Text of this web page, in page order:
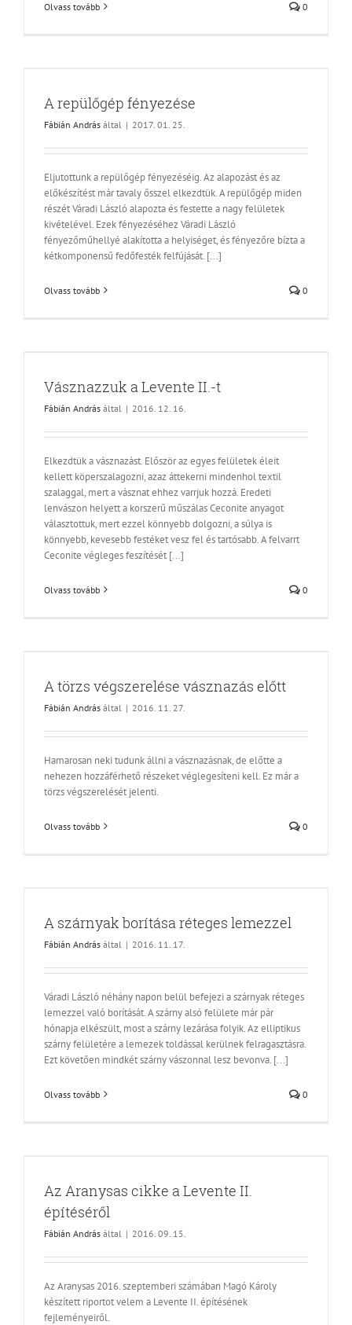
Olvass tovább 0
A repülőgép fényezése
Fábián András által | 2017. 01. 25.
Eljutottunk a repülőgép fényezéséig. Az alapozást és az
előkészítést már tavaly ősszel elkezdtük. A repülőgép miden
részét Váradi László alapozta és festette a nagy felületek
kivételével. Ezek fényezéséhez Váradi László
fényezőműhellyé alakította a helyiséget, és fényezőre bízta a
kétkomponensű fedőfesték felfújását. [...]
Olvass tovább 0
Vásznazzuk a Levente II.-t
Fábián András által | 2016. 12. 16.
Elkezdtük a vásznazást. Először az egyes felületek éleit
kellett köperszalagozni, azaz áttekerni mindenhol textil
szalaggal, mert a vásznat ehhez varrjuk hozzá. Eredeti
lenvászon helyett a korszerű műszálas Ceconite anyagot
választottuk, mert ezzel könnyebb dolgozni, a súlya is
könnyebb, kevesebb festéket vesz fel és tartósabb. A felvarrt
Ceconite végleges feszítését [...]
Olvass tovább 0
A törzs végszerelése vásznazás előtt
Fábián András által | 2016. 11. 27.
Hamarosan neki tudunk állni a vásznazásnak, de előtte a
nehezen hozzáférhető részeket véglegesíteni kell. Ez már a
törzs végszerelését jelenti.
Olvass tovább 0
A szárnyak borítása réteges lemezzel
Fábián András által | 2016. 11. 17.
Váradi László néhány napon belül befejezi a szárnyak réteges
lemezzel való borítását. A szárny alsó felülete már pár
hónapja elkészült, most a szárny lezárása folyik. Az elliptikus
szárny felületére a lemezek toldással kerülnek felragasztásra.
Ezt követően mindkét szárny vászonnal lesz bevonva. [...]
Olvass tovább 0
Az Aranysas cikke a Levente II.
építéséről
Fábián András által | 2016. 09. 15.
Az Aranysas 2016. szeptemberi számában Magó Károly
készített riportot velem a Levente II. építésének
fejleményeiről.